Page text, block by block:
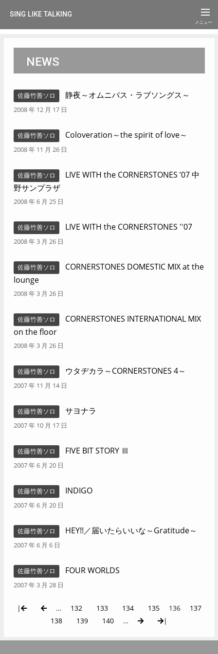
SING LIKE TALKING
NEWS
佐藤竹善ソロ 静夜～オムニバス・ラブソングス～
2008 年 12 月 17 日
佐藤竹善ソロ Coloveration～the spirit of love～
2008 年 11 月 26 日
佐藤竹善ソロ
LIVE WITH the CORNERSTONES ’07 中
野サンプラザ
2008 年 6 月 25 日
佐藤竹善ソロ LIVE WITH the CORNERSTONES ''07
2008 年 3 月 26 日
佐藤竹善ソロ
CORNERSTONES DOMESTIC MIX at the
lounge
2008 年 3 月 26 日
佐藤竹善ソロ
CORNERSTONES INTERNATIONAL MIX
on the floor
2008 年 3 月 26 日
佐藤竹善ソロ ウタヂカラ～CORNERSTONES 4～
2007 年 11 月 14 日
佐藤竹善ソロ サヨナラ
2007 年 10 月 17 日
佐藤竹善ソロ FIVE BIT STORY Ⅲ
2007 年 6 月 20 日
佐藤竹善ソロ INDIGO
2007 年 6 月 20 日
佐藤竹善ソロ HEY!!／届いたらいいな～Gratitude～
2007 年 6 月 6 日
佐藤竹善ソロ FOUR WORLDS
2007 年 3 月 28 日
| … 132 133 134 135 136
137
138
139 140 … |